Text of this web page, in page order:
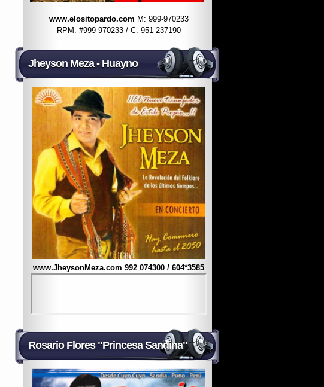
www.elositopardo.com M: 999-970233
RPM: #999-970233 / C: 951-237190
Jheyson Meza - Huayno
www.JheysonMeza.com 992 074300 / 604*3585
Rosario Flores "Princesa Sandina"